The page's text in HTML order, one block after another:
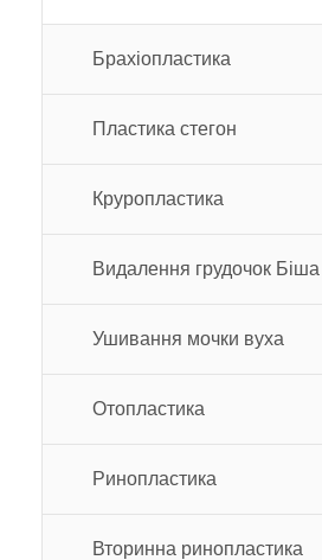
Брахіопластика
Пластика стегон
Круропластика
Видалення грудочок Біша
Ушивання мочки вуха
Отопластика
Ринопластика
Вторинна ринопластика